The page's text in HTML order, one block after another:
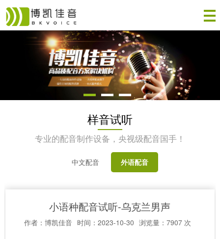
样音试听
专业的配音制作设备，央视级配音国手！
中文配音 外语配音
小语种配音试听-乌克兰男声
作者：博凯佳音 时间：2023-10-30 浏览量：7907 次